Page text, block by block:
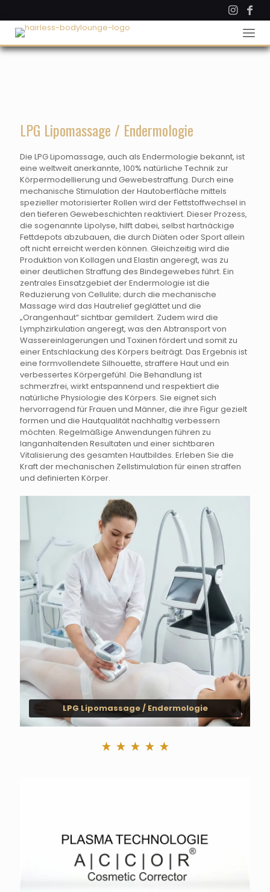
LPG Lipomassage / Endermologie
Die LPG Lipomassage, auch als Endermologie bekannt, ist
eine weltweit anerkannte, 100% natürliche Technik zur
Körpermodellierung und Gewebestraffung. Durch eine
mechanische Stimulation der Hautoberfläche mittels
spezieller motorisierter Rollen wird der Fettstoffwechsel in
den tieferen Gewebeschichten reaktiviert. Dieser Prozess,
die sogenannte Lipolyse, hilft dabei, selbst hartnäckige
Fettdepots abzubauen, die durch Diäten oder Sport allein
oft nicht erreicht werden können. Gleichzeitig wird die
Produktion von Kollagen und Elastin angeregt, was zu
einer deutlichen Straffung des Bindegewebes führt. Ein
zentrales Einsatzgebiet der Endermologie ist die
Reduzierung von Cellulite; durch die mechanische
Massage wird das Hautrelief geglättet und die
„Orangenhaut“ sichtbar gemildert. Zudem wird die
Lymphzirkulation angeregt, was den Abtransport von
Wassereinlagerungen und Toxinen fördert und somit zu
einer Entschlackung des Körpers beiträgt. Das Ergebnis ist
eine formvollendete Silhouette, straffere Haut und ein
verbessertes Körpergefühl. Die Behandlung ist
schmerzfrei, wirkt entspannend und respektiert die
natürliche Physiologie des Körpers. Sie eignet sich
hervorragend für Frauen und Männer, die ihre Figur gezielt
formen und die Hautqualität nachhaltig verbessern
möchten. Regelmäßige Anwendungen führen zu
langanhaltenden Resultaten und einer sichtbaren
Vitalisierung des gesamten Hautbildes. Erleben Sie die
Kraft der mechanischen Zellstimulation für einen straffen
und definierten Körper.
LPG Lipomassage / Endermologie